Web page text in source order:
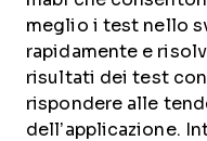
meglio i test nello
rapidamente e
risultati dei test
rispondere alle
dell’applicazione.